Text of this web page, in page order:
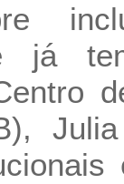
já